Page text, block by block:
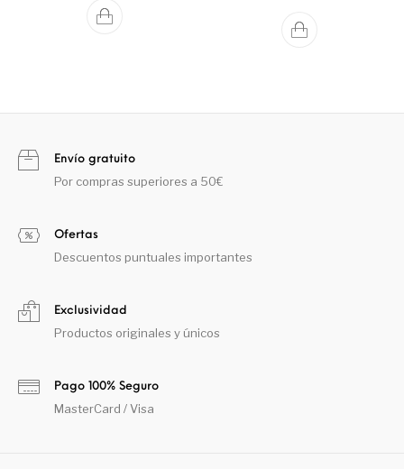
Envío gratuito
Por compras superiores a 50€
Ofertas
Descuentos puntuales importantes
Exclusividad
Productos originales y únicos
Pago 100% Seguro
MasterCard / Visa